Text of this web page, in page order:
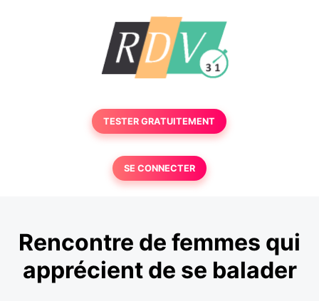
TESTER GRATUITEMENT
SE CONNECTER
Rencontre de femmes qui
apprécient de se balader